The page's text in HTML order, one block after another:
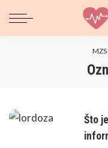
Što